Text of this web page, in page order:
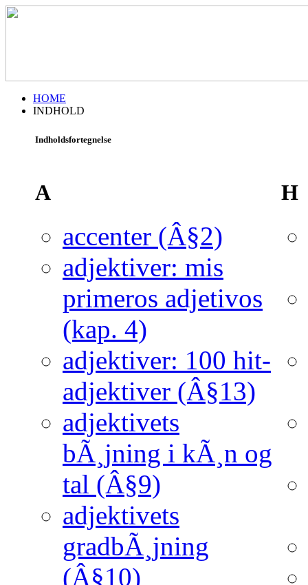
HOME
INDHOLD
Indholdsfortegnelse
A
accenter (Â§2)
adjektiver: mis
primeros adjetivos
(kap. 4)
adjektiver: 100 hit-
adjektiver (Â§13)
adjektivets
bÃ¸jning i kÃ¸n og
tal (Â§9)
adjektivets
gradbÃ¸jning
(Â§10)
H